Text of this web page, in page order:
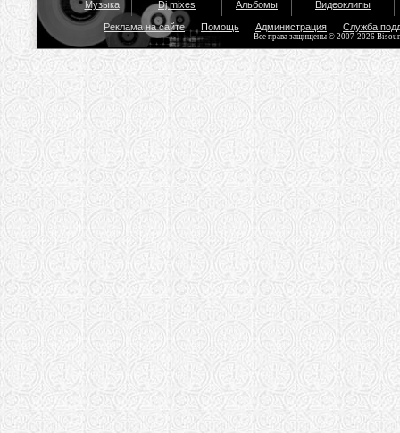
Музыка Dj mixes Альбомы Видеоклипы
Реклама на сайте Помощь Администрация Служба
Все права защищены © 2007-2026